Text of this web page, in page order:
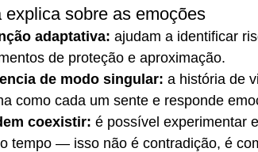
sobre as emoções
adaptativa: ajudam a identificar
de proteção e aproximação.
de modo singular: a história de
como cada um sente e responde
coexistir: é possível experimentar
tempo — isso não é contradição, é